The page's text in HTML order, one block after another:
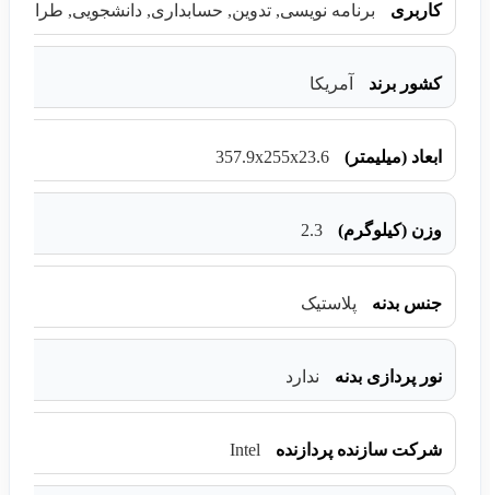
کاربری برنامه نویسی, تدوین, حسابداری, دانشجویی, طراحی,
کشور برند آمریکا
ابعاد (میلیمتر) 357.9x255x23.6
وزن (کیلوگرم) 2.3
جنس بدنه پلاستیک
نور پردازی بدنه ندارد
شرکت سازنده پردازنده Intel